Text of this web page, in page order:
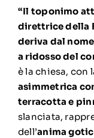
“Il toponimo
direttrice della
deriva dal
a ridosso del
è la chiesa, con
asimmetrica
terracotta e
slanciata,
dell’anima